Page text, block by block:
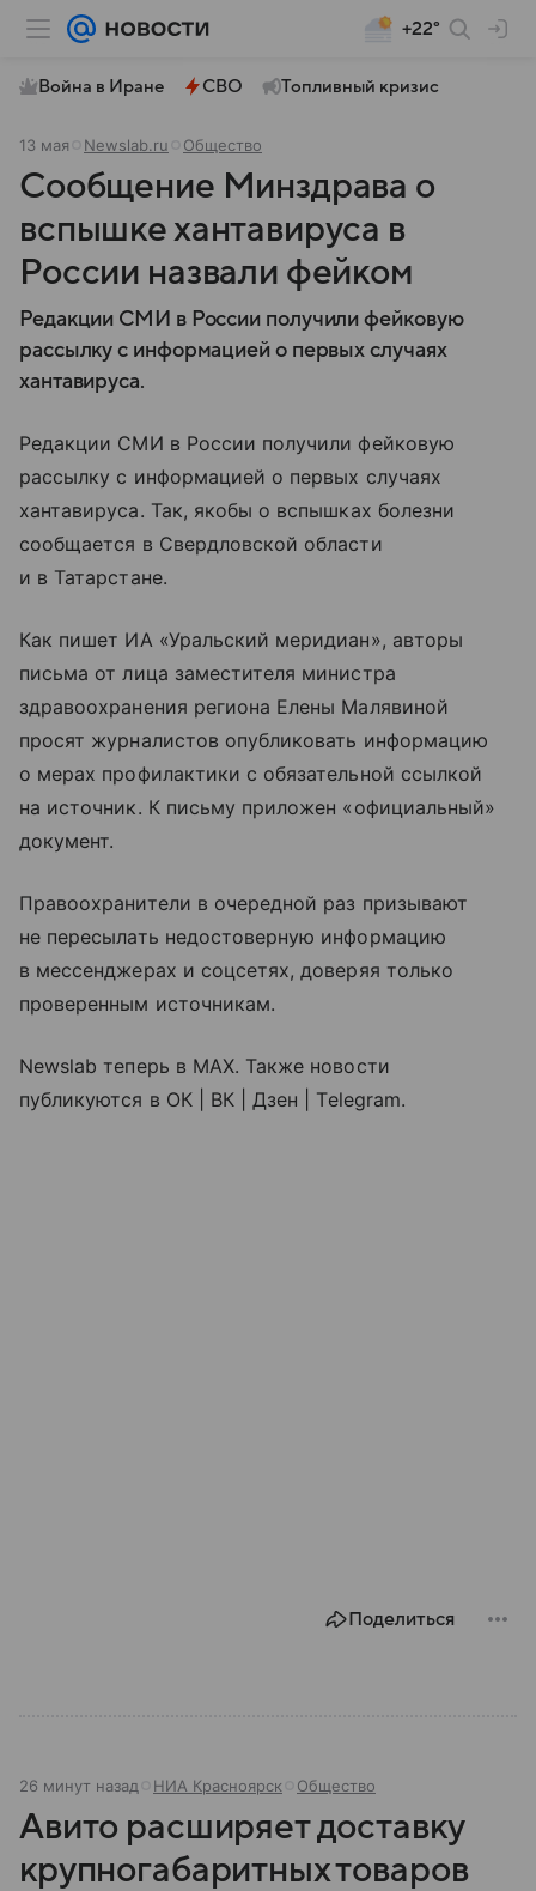
+22°
Война в Иране СВО Топливный кризис
13 мая Newslab.ru Общество
Сообщение Минздрава о
вспышке хантавируса в
России назвали фейком
Редакции СМИ в России получили фейковую
рассылку с информацией о первых случаях
хантавируса.
Редакции СМИ в России получили фейковую
рассылку с информацией о первых случаях
хантавируса. Так, якобы о вспышках болезни
сообщается в Свердловской области
и в Татарстане.
Как пишет ИА «Уральский меридиан», авторы
письма от лица заместителя министра
здравоохранения региона Елены Малявиной
просят журналистов опубликовать информацию
о мерах профилактики с обязательной ссылкой
на источник. К письму приложен «официальный»
документ.
Правоохранители в очередной раз призывают
не пересылать недостоверную информацию
в мессенджерах и соцсетях, доверяя только
проверенным источникам.
Newslab теперь в МАХ. Также новости
публикуются в ОК | ВК | Дзен | Telegram.
Поделиться
26 минут назад НИА Красноярск Общество
Авито расширяет доставку
крупногабаритных товаров